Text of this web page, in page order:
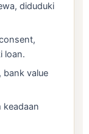
diduduki
loan.
bank value
keadaan